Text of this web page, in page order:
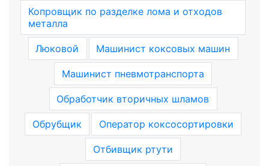
Копровщик по разделке лома и отходов
металла
Люковой Машинист коксовых машин
Машинист пневмотранспорта
Обработчик вторичных шламов
Обрубщик Оператор коксосортировки
Отбивщик ртути